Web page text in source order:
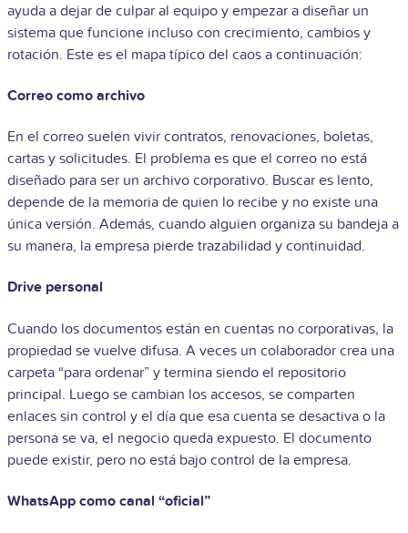
ayuda a dejar de culpar al equipo y empezar a diseñar un
sistema que funcione incluso con crecimiento, cambios y
rotación. Este es el mapa típico del caos a continuación:
Correo como archivo
En el correo suelen vivir contratos, renovaciones, boletas,
cartas y solicitudes. El problema es que el correo no está
diseñado para ser un archivo corporativo. Buscar es lento,
depende de la memoria de quien lo recibe y no existe una
única versión. Además, cuando alguien organiza su bandeja a
su manera, la empresa pierde trazabilidad y continuidad.
Drive personal
Cuando los documentos están en cuentas no corporativas, la
propiedad se vuelve difusa. A veces un colaborador crea una
carpeta “para ordenar” y termina siendo el repositorio
principal. Luego se cambian los accesos, se comparten
enlaces sin control y el día que esa cuenta se desactiva o la
persona se va, el negocio queda expuesto. El documento
puede existir, pero no está bajo control de la empresa.
WhatsApp como canal “oficial”